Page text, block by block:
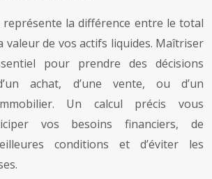
la différence entre le total
valeur de vos actifs liquides. Maîtriser
pour prendre des décisions
achat, d’une vente, ou d’un
Un calcul précis vous
vos besoins financiers, de
conditions et d’éviter les